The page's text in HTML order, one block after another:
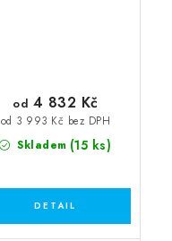
Skladem (15 ks)
od 3 993 Kč bez DPH
od 4 832 Kč